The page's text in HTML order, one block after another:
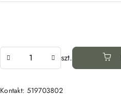
szt.
Kontakt: 519703802